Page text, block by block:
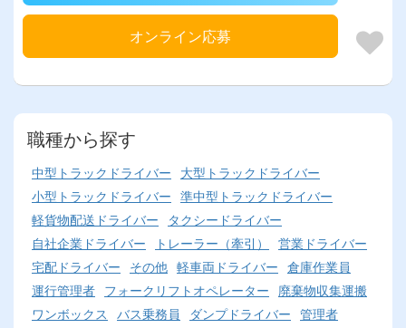
オンライン応募
職種から探す
中型トラックドライバー
大型トラックドライバー
小型トラックドライバー 準中型トラックドライバー
軽貨物配送ドライバー
タクシードライバー
自社企業ドライバー
トレーラー（牽引）
営業ドライバー
宅配ドライバー
その他 軽車両ドライバー 倉庫作業員
運行管理者 フォークリフトオペレーター
廃棄物収集運搬
ワンボックス
バス乗務員 ダンプドライバー 管理者